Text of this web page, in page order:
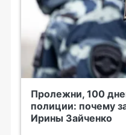
Пролежни, 100
полиции: почему
Ирины Зайченко